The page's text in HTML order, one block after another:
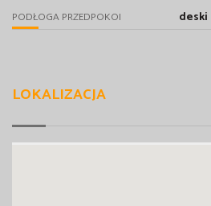
PODŁOGA PRZEDPOKOI deski
LOKALIZACJA